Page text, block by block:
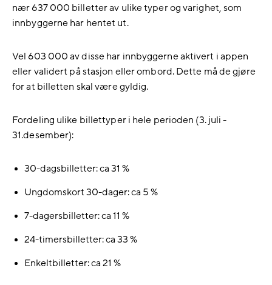
nær 637 000 billetter av ulike typer og varighet, som
innbyggerne har hentet ut.
Vel 603 000 av disse har innbyggerne aktivert i appen
eller validert på stasjon eller ombord. Dette må de gjøre
for at billetten skal være gyldig.
Fordeling ulike billettyper i hele perioden (3. juli -
31.desember):
30-dagsbilletter: ca 31 %
Ungdomskort 30-dager: ca 5 %
7-dagersbilletter: ca 11 %
24-timersbilletter: ca 33 %
Enkeltbilletter: ca 21 %